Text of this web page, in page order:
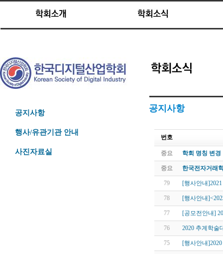
공지사항
행사/유관기관 안내
사진자료실
공지사항
번호
중요 학회 명칭 변
중요 한국전자거래
79 [행사안내
78 [행사안내
77 [공모전안내]
76 2020 추계학술
75 [행사안내